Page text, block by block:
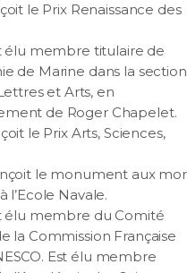
le Prix Renaissance des
élu membre titulaire de
de Marine dans la section
et Arts, en
de Roger Chapelet.
le Prix Arts, Sciences,
le monument aux
l’Ecole Navale.
élu membre du Comité
la Commission Française
Est élu membre